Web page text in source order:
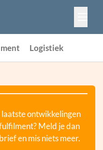
Logistiek
ontwikkelingen
Meld je dan
en mis niets meer.